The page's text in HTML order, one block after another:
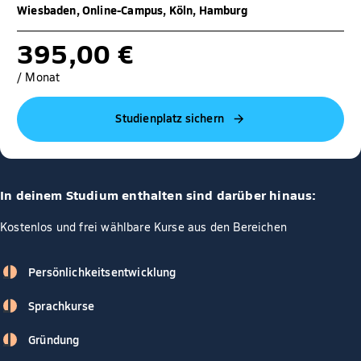
Wiesbaden, Online-Campus, Köln, Hamburg
395,00 €
/ Monat
Studienplatz sichern
In deinem Studium enthalten sind darüber hinaus:
Kostenlos und frei wählbare Kurse aus den Bereichen
Persönlichkeitsentwicklung
Sprachkurse
Gründung